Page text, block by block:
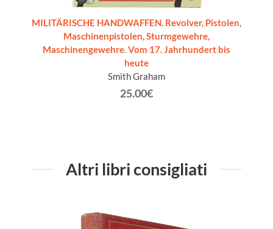
MILITÄRISCHE HANDWAFFEN. Revolver, Pistolen,
Maschinenpistolen, Sturmgewehre,
Maschinengewehre. Vom 17. Jahrhundert bis
heute
Smith Graham
25.00€
Altri libri consigliati